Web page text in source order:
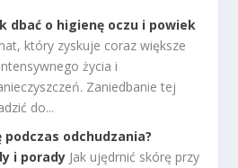
dbać o higienę oczu i powiek
który zyskuje coraz większe
życia i
Zaniedbanie tej
do...
podczas odchudzania?
i porady Jak ujędrnić skórę przy